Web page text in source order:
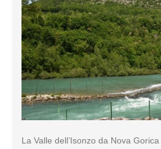
La Valle dell’Isonzo da Nova